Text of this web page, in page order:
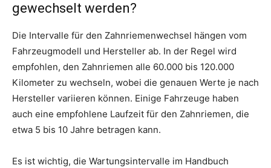
gewechselt werden?
Die Intervalle für den Zahnriemenwechsel hängen vom
Fahrzeugmodell und Hersteller ab. In der Regel wird
empfohlen, den Zahnriemen alle 60.000 bis 120.000
Kilometer zu wechseln, wobei die genauen Werte je nach
Hersteller variieren können. Einige Fahrzeuge haben
auch eine empfohlene Laufzeit für den Zahnriemen, die
etwa 5 bis 10 Jahre betragen kann.
Es ist wichtig, die Wartungsintervalle im Handbuch